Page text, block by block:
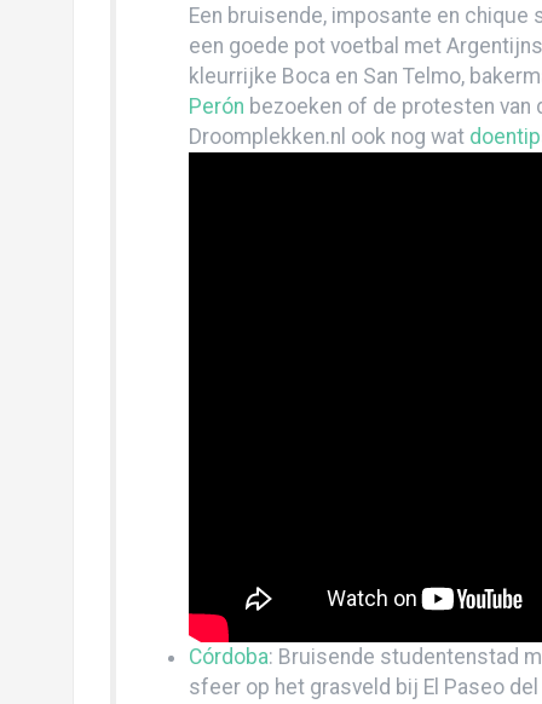
Hoe we onze tanden in Uruguay hebben
Puerto Madryn-guïn
Ushuaia: niet het einde van de wereld!
Op weg naar Atacama… of toch gewoon
Salar de Uyuni: zou’t gezichtsbedrog
Sucre: Jacq op reis, zonder Tijs!
Een bruisende, imposante en chique
een goede pot voetbal met
kleurrijke Boca en San Telmo,
Perón bezoeken of de protesten van
Droomplekken.nl ook nog wat
Córdoba: Bruisende studentenstad
sfeer op het grasveld bij El Paseo